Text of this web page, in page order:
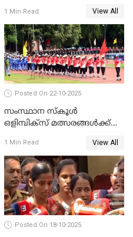
1 Min Read View All
Posted On 22-10-2025
സംസ്ഥാന സ്‌കൂള്‍
ഒളിമ്പിക്‌സ് മത്സരങ്ങള്‍ക്ക്
1 Min Read View All
Posted On 18-10-2025